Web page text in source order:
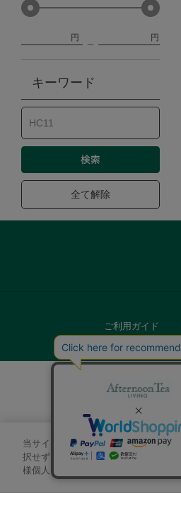
防災グッズ・非常食
トレーニング
ヴィンテージ
円 円
キーワード
全て解除
ご利用ガイド
当サイトでは、サイトの利便性向上
択せずにページを移動した場合、ク
様個人を特定できる情報」は一切含